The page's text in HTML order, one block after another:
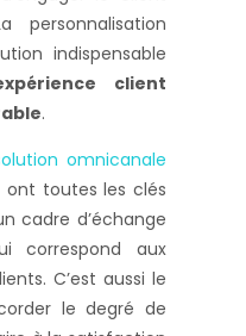
indispensable
client
.
omnicanale
ont toutes les clés
cadre d’échange
correspond aux
C’est aussi le
le degré de